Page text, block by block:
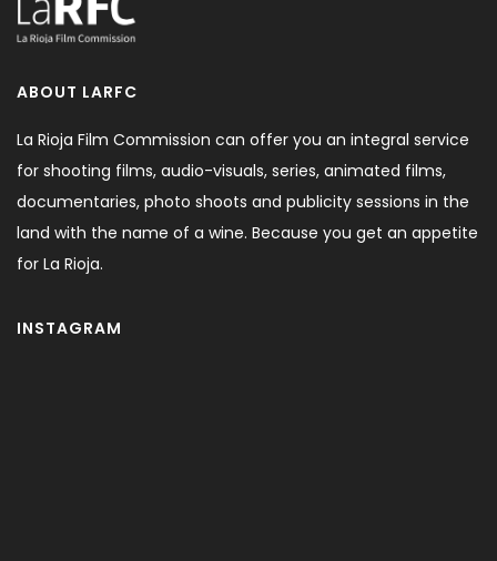
ABOUT LARFC
La Rioja Film Commission can offer you an integral service
for shooting films, audio-visuals, series, animated films,
documentaries, photo shoots and publicity sessions in the
land with the name of a wine. Because you get an appetite
for La Rioja.
INSTAGRAM